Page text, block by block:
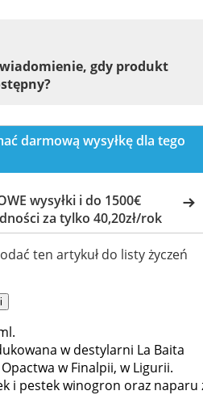
gdy produkt
darmową wysyłkę dla tego
wysyłki i do 1500€
za tylko 40,20zł/rok
ten artykuł do listy życzeń
w destylarni La Baita
w Finalpii, w Ligurii.
i pestek winogron oraz naparu